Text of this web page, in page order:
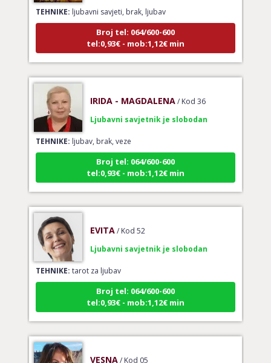
TEHNIKE:ljubavni savjeti, brak, ljubav
Broj tel: 064/600-600
tel:0,93€ - mob:1,12€ min
/ Kod 36
Ljubavni savjetnik je slobodan
TEHNIKE:ljubav, brak, veze
Broj tel: 064/600-600
tel:0,93€ - mob:1,12€ min
/ Kod 52
Ljubavni savjetnik je slobodan
TEHNIKE:tarot za ljubav
Broj tel: 064/600-600
tel:0,93€ - mob:1,12€ min
/ Kod 05